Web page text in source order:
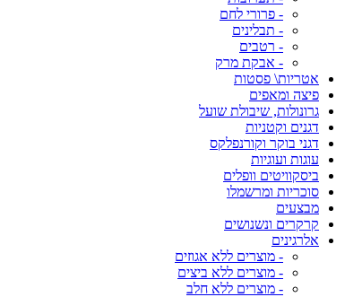
- פרורי לחם
- תבלינים
- רטבים
- אבקת מרק
אטריות\ פסטות
פיצה ומאפים
גרונולות, שיבולת שועל
דגנים וקטניות
דגני בוקר וקורנפלקס
עוגות ועוגיות
ביסקוויטים וופלים
סוכריות ומרשמלו
מבצעים
קרקרים ונשנושים
אלרגינים
- מוצרים ללא אגוזים
- מוצרים ללא ביצים
- מוצרים ללא חלב